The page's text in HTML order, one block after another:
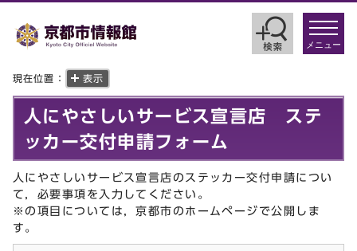
toggle
メニュー
現在位置： 表示
人にやさしいサービス宣言店 ステ
ッカー交付申請フォーム
人にやさしいサービス宣言店のステッカー交付申請につい
て，必要事項を入力してください。
※の項目については，京都市のホームページで公開しま
す。